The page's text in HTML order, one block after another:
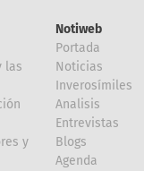
las
y
Notiweb
Portada
Noticias
Inverosímiles
Analisis
Entrevistas
Blogs
Agenda